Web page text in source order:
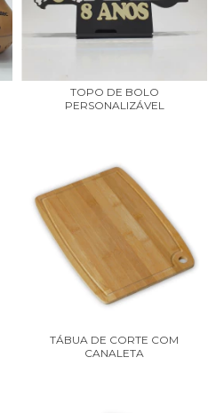
TOPO DE BOLO
PERSONALIZÁVEL
TÁBUA DE CORTE COM
CANALETA